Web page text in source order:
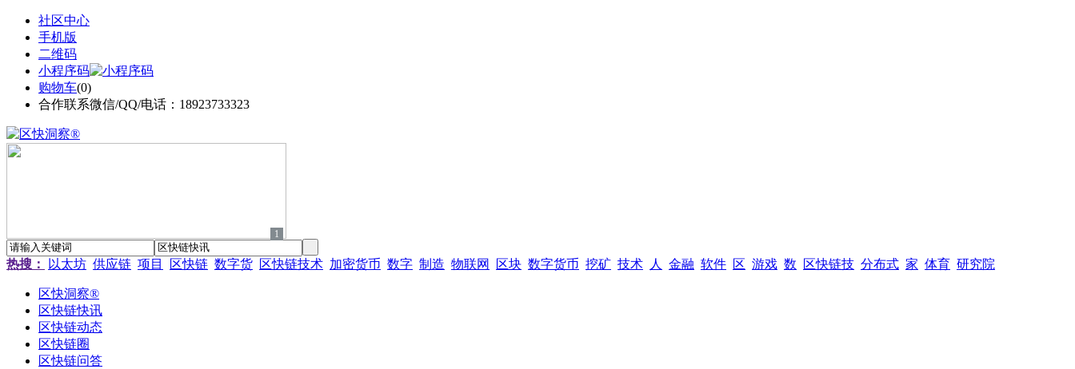
社区中心
手机版
二维码
小程序码
购物车(0)
合作联系微信/QQ/电话：18923733323
1
热搜： 以太坊 供应链 项目 区快链 数字货 区快链技术 加密货币 数字 制造 物联网 区块 数字货币 挖矿 技术 人 金融 软件 区 游戏 数 区快链技 分布式 家 体育 研究院
区快洞察®
区快链快讯
区快链动态
区快链圈
区快链问答